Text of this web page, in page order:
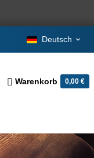
Deutsch
Warenkorb 0,00 €